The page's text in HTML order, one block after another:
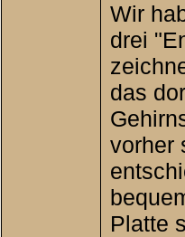
Wir
drei
das
vorher
Platte